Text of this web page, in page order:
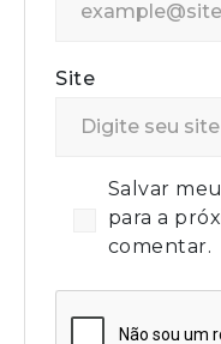
Site
Salvar
para a
comentar.